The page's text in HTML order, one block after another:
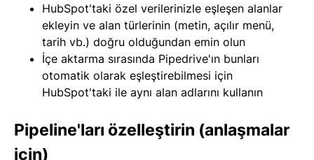
HubSpot'taki özel verilerinizle eşleşen alanlar
ekleyin ve alan türlerinin (metin, açılır menü,
tarih vb.) doğru olduğundan emin olun
İçe aktarma sırasında Pipedrive'ın bunları
otomatik olarak eşleştirebilmesi için
HubSpot'taki ile aynı alan adlarını kullanın
Pipeline'ları özelleştirin (anlaşmalar
için)